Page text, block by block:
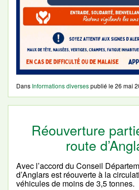
Dans Informations diversespublié le26 mai
Réouverture
route
Avec l’accord du Conseil
d’Anglars est réouverte à la
véhicules de moins de 3,5 tonnes.